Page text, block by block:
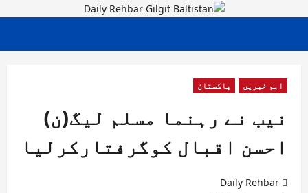
اہم خبریں پاکستان
نیب نے رہنما مسلم لیگ(ن)
احسن اقبال کوگرفتارکرلیا
Daily Rehbar